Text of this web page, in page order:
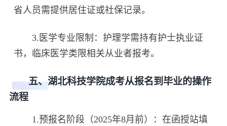
省人员需提供居住证或社保记录。
3.医学专业限制：护理学需持有护士执业证
书，临床医学类限相关从业者报考。
五、湖北科技学院成考从报名到毕业的操作
流程
1.预报名阶段（2025年8月前）：在函授站填